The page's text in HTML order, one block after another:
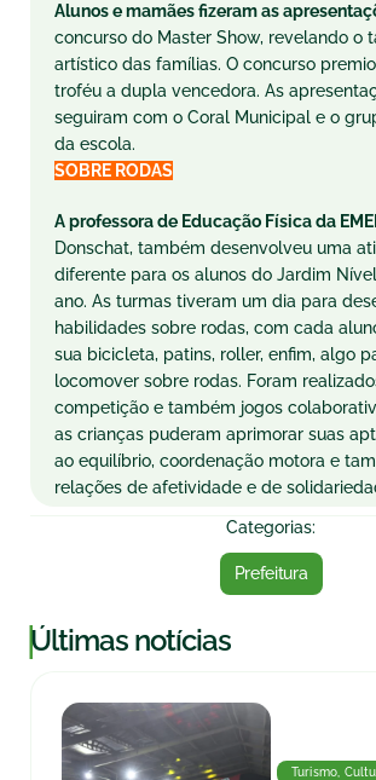
Alunos e mamães fizeram as
concurso do Master Show, revelando o
artístico das famílias. O concurso
troféu a dupla vencedora. As
seguiram com o Coral Municipal e o
da escola.
SOBRE RODAS
A professora de Educação Física da
Donschat, também desenvolveu uma
diferente para os alunos do Jardim Nível
ano. As turmas tiveram um dia para
habilidades sobre rodas, com cada
sua bicicleta, patins, roller, enfim, algo
locomover sobre rodas. Foram
competição e também jogos
as crianças puderam aprimorar suas
ao equilíbrio, coordenação motora e
relações de afetividade e de
Categorias:
Prefeitura
|Últimas notícias
Turismo,